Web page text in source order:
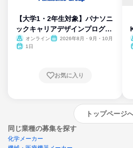
【大学1・2年生対象】パナソニ
ックキャリアデザインプログラ
ム
オンライン
2026年8月・9月・10月
1日
お気に入り
トップページ
同じ業種の募集を探す
化学メーカー